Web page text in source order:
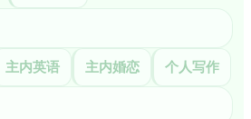
主内英语 主内婚恋 个人写作